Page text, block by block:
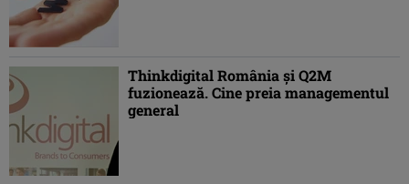
Thinkdigital România și Q2M
fuzionează. Cine preia managementul
general